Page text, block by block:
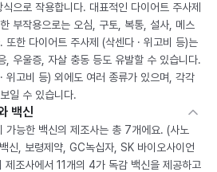
으로 작용합니다. 대표적인 다이어트 주사제
부작용으로는 오심, 구토, 복통, 설사, 메스
또한 다이어트 주사제 (삭센다 · 위고비 등)는
, 우울증, 자살 충동 등도 유발할 수 있습니다.
위고비 등) 외에도 여러 종류가 있으며, 각각
일 수 있습니다.
백신
가능한 백신의 제조사는 총 7개에요. (사노
신, 보령제약, GC녹십자, SK 바이오사이언
조사에서 11개의 4가 독감 백신을 제공하고